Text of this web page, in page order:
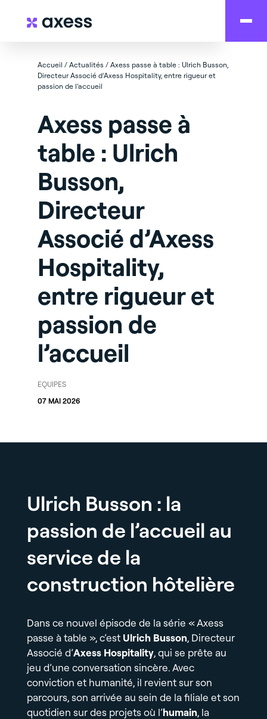
Accueil / Actualités / Axess passe à table : Ulrich Busson,
Directeur Associé d’Axess Hospitality, entre rigueur et
passion de l’accueil
Axess passe à
table : Ulrich
Busson,
Directeur
Associé d’Axess
Hospitality,
entre rigueur et
passion de
l’accueil
EQUIPES
07 MAI 2026
Ulrich Busson : la
passion de l’accueil au
service de la
construction hôtelière
Dans ce nouvel épisode de la série « Axess
passe à table », c’est Ulrich Busson, Directeur
Associé d’Axess Hospitality, qui se prête au
jeu d’une conversation sincère. Avec
conviction et humanité, il revient sur son
parcours, son arrivée au sein de la filiale et son
quotidien sur des projets où l’humain, la